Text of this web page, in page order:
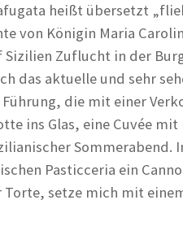
heißt übersetzt
von Königin Maria
Zuflucht in der
das aktuelle und sehr
die mit einer
ins Glas, eine Cuvée
Sommerabend.
Pasticceria ein
setze mich mit